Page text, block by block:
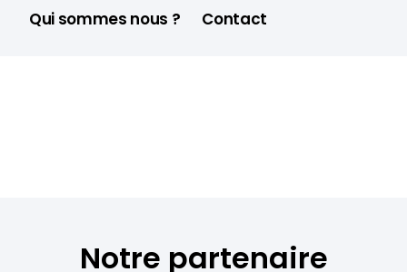
Qui sommes nous ?
Contact
Notre partenaire